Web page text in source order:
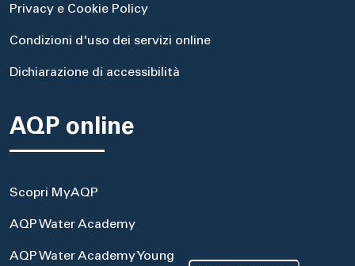
Privacy e Cookie Policy
Condizioni d'uso dei servizi online
Dichiarazione di accessibilità
AQP online
Scopri MyAQP
AQP Water Academy
AQP Water Academy Young